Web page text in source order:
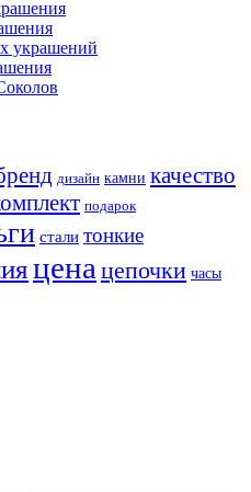
украшений
дизайн камни качество
подарок
стали тонкие
цена цепочки часы